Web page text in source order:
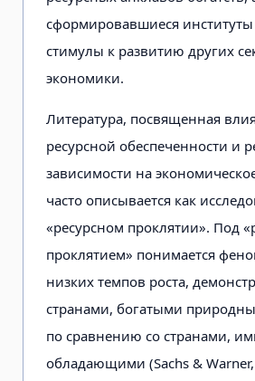
сформировавшиеся
стимулы к развитию других
экономики.
Литература, посвященная
ресурсной обеспеченности и
зависимости на
часто описывается как
«ресурсном проклятии». Под
проклятием» понимается
низких темпов роста,
странами, богатыми
по сравнению со странами,
обладающими (Sachs &